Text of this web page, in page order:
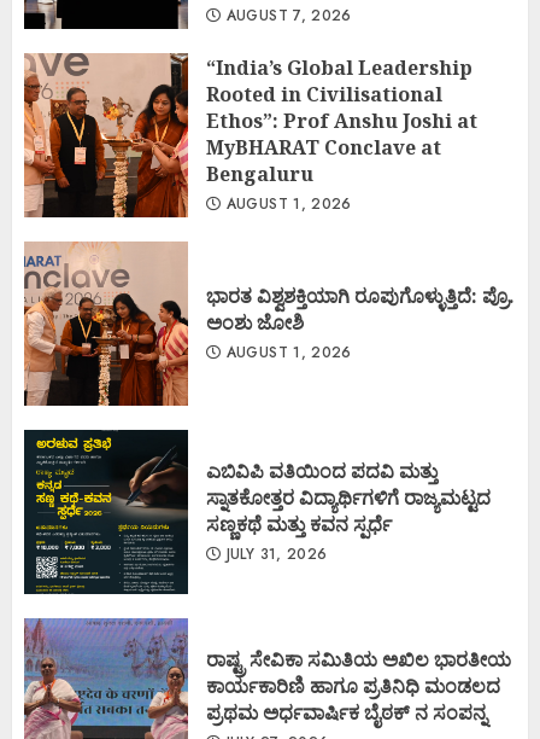
AUGUST 7, 2026
“India’s Global Leadership
Rooted in Civilisational
Ethos”: Prof Anshu Joshi at
MyBHARAT Conclave at
Bengaluru
AUGUST 1, 2026
ಭಾರತ ವಿಶ್ವಶಕ್ತಿಯಾಗಿ ರೂಪುಗೊಳ್ಳುತ್ತಿದೆ: ಪ್ರೊ.
ಅಂಶು ಜೋಶಿ
AUGUST 1, 2026
ಎಬಿವಿಪಿ ವತಿಯಿಂದ ಪದವಿ ಮತ್ತು
ಸ್ನಾತಕೋತ್ತರ ವಿದ್ಯಾರ್ಥಿಗಳಿಗೆ ರಾಜ್ಯಮಟ್ಟದ
ಸಣ್ಣಕಥೆ ಮತ್ತು ಕವನ ಸ್ಪರ್ಧೆ
JULY 31, 2026
ರಾಷ್ಟ್ರ ಸೇವಿಕಾ ಸಮಿತಿಯ ಅಖಿಲ ಭಾರತೀಯ
ಕಾರ್ಯಕಾರಿಣಿ ಹಾಗೂ ಪ್ರತಿನಿಧಿ ಮಂಡಲದ
ಪ್ರಥಮ ಅರ್ಧವಾರ್ಷಿಕ ಬೈಠಕ್ ನ ಸಂಪನ್ನ